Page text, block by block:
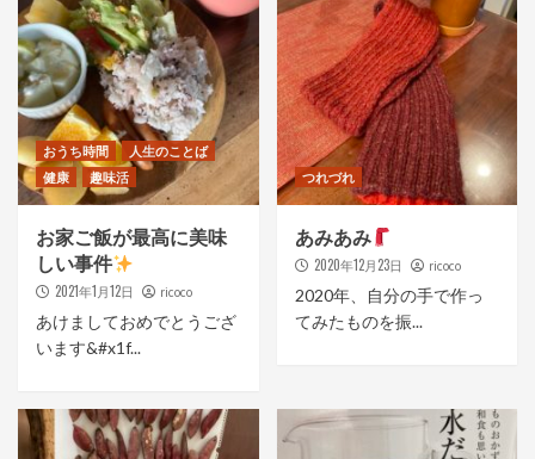
おうち時間
人生のことば
健康
趣味活
お家ご飯が最高に美味
しい事件
2021年1月12日 ricoco
あけましておめでとうござ
います&#x1f...
つれづれ
あみあみ
2020年12月23日 ricoco
2020年、自分の手で作っ
てみたものを振...